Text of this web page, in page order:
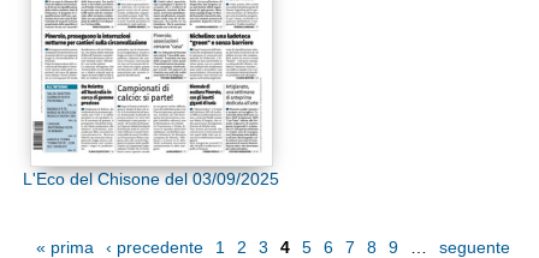
L'Eco del Chisone del 03/09/2025
« prima ‹ precedente 1 2 3 4 5 6 7 8 9
seguente